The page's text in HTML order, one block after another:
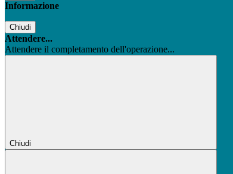
Informazione
Chiudi
Attendere...
Attendere il completamento dell'operazione...
Chiudi